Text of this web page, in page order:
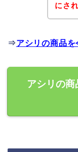
にさ
⇒アシリの商品
アシリの